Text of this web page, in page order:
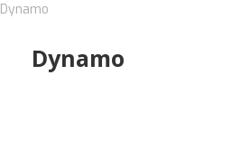
Dynamo
Dynamo